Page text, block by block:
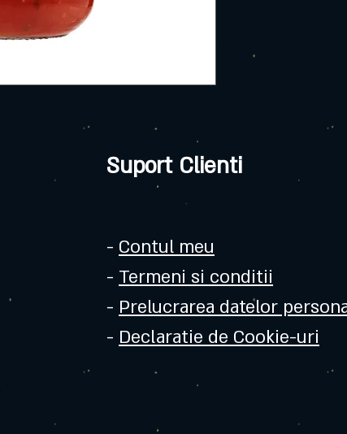
Suport Clienti
- Contul meu
- Termeni si conditii
- Prelucrarea datelor
- Declaratie de Cookie-uri